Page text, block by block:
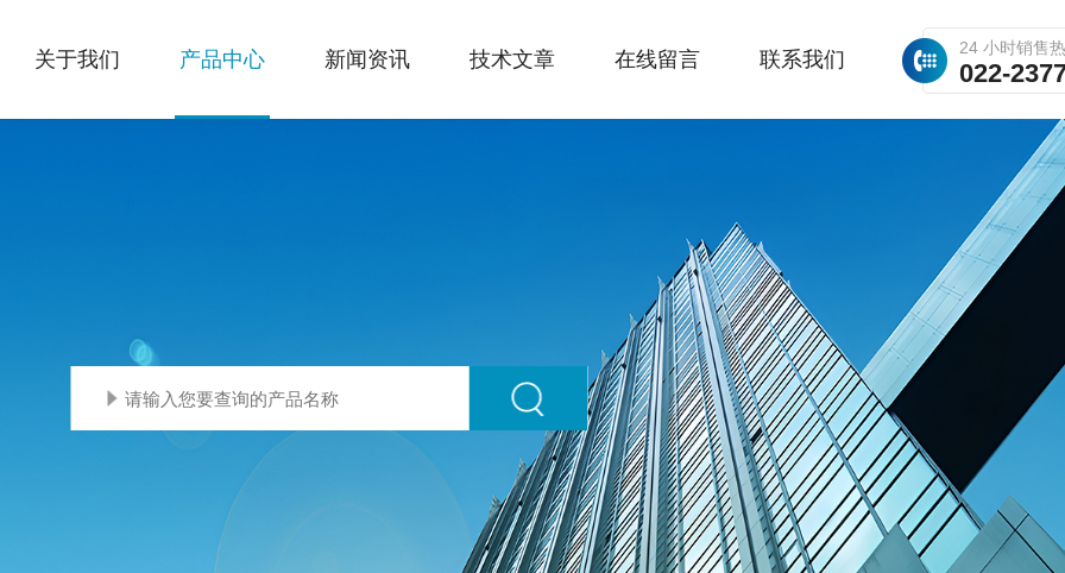
24 小时销售
022-
关于我们 产品中心 新闻资讯 技术文章 在线留言 联系我们